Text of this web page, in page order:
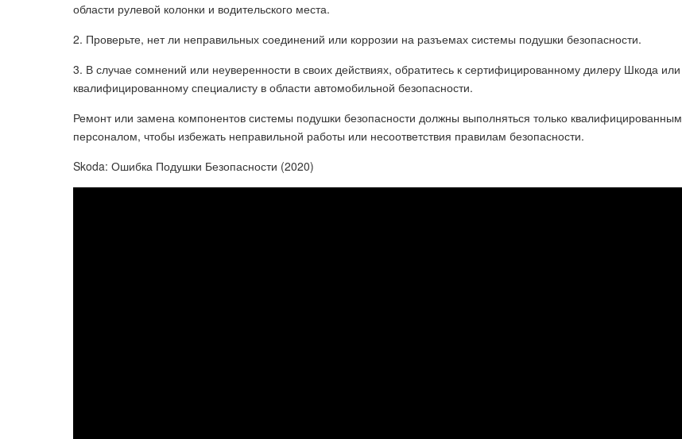
области рулевой колонки и водительского места.
2. Проверьте, нет ли неправильных соединений или коррозии на разъемах системы подушки безопасности.
3. В случае сомнений или неуверенности в своих действиях, обратитесь к сертифицированному дилеру Шкода или
квалифицированному специалисту в области автомобильной безопасности.
Ремонт или замена компонентов системы подушки безопасности должны выполняться только квалифицированным
персоналом, чтобы избежать неправильной работы или несоответствия правилам безопасности.
Skoda: Ошибка Подушки Безопасности (2020)